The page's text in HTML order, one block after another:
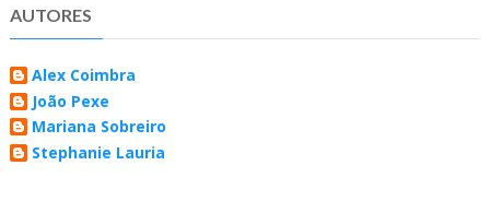
AUTORES
Alex Coimbra
João Pexe
Mariana Sobreiro
Stephanie Lauria